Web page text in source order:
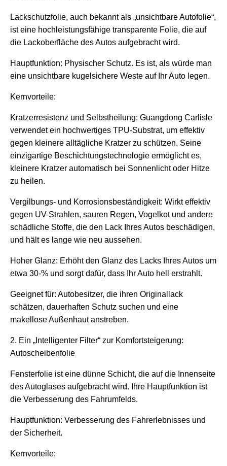
Lackschutzfolie, auch bekannt als „unsichtbare Autofolie“,
ist eine hochleistungsfähige transparente Folie, die auf
die Lackoberfläche des Autos aufgebracht wird.
Hauptfunktion: Physischer Schutz. Es ist, als würde man
eine unsichtbare kugelsichere Weste auf Ihr Auto legen.
Kernvorteile:
Kratzerresistenz und Selbstheilung: Guangdong Carlisle
verwendet ein hochwertiges TPU-Substrat, um effektiv
gegen kleinere alltägliche Kratzer zu schützen. Seine
einzigartige Beschichtungstechnologie ermöglicht es,
kleinere Kratzer automatisch bei Sonnenlicht oder Hitze
zu heilen.
Vergilbungs- und Korrosionsbeständigkeit: Wirkt effektiv
gegen UV-Strahlen, sauren Regen, Vogelkot und andere
schädliche Stoffe, die den Lack Ihres Autos beschädigen,
und hält es lange wie neu aussehen.
Hoher Glanz: Erhöht den Glanz des Lacks Ihres Autos um
etwa 30-% und sorgt dafür, dass Ihr Auto hell erstrahlt.
Geeignet für: Autobesitzer, die ihren Originallack
schätzen, dauerhaften Schutz suchen und eine
makellose Außenhaut anstreben.
2. Ein „Intelligenter Filter“ zur Komfortsteigerung:
Autoscheibenfolie
Fensterfolie ist eine dünne Schicht, die auf die Innenseite
des Autoglases aufgebracht wird. Ihre Hauptfunktion ist
die Verbesserung des Fahrumfelds.
Hauptfunktion: Verbesserung des Fahrerlebnisses und
der Sicherheit.
Kernvorteile: